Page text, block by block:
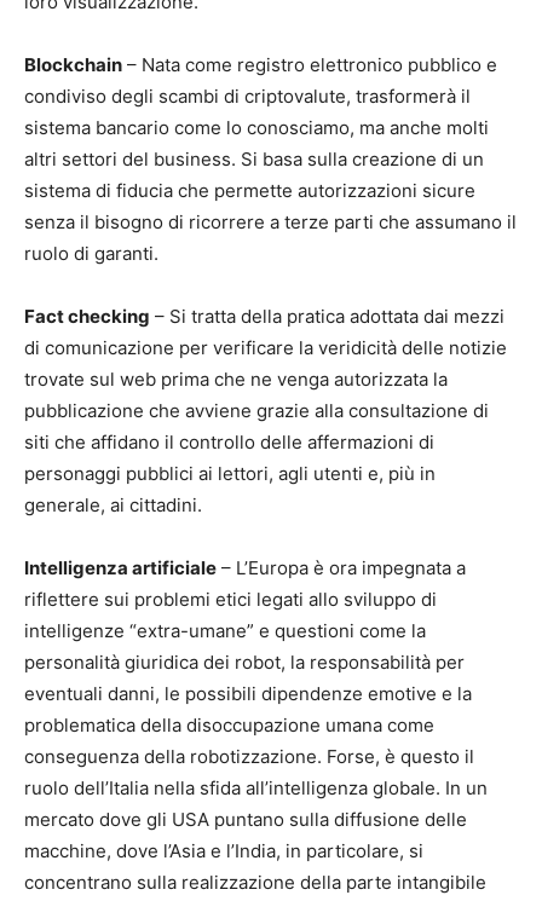
Blockchain – Nata come registro elettronico pubblico e
condiviso degli scambi di criptovalute, trasformerà il
sistema bancario come lo conosciamo, ma anche molti
altri settori del business. Si basa sulla creazione di un
sistema di fiducia che permette autorizzazioni sicure
senza il bisogno di ricorrere a terze parti che assumano il
ruolo di garanti.
Fact checking – Si tratta della pratica adottata dai mezzi
di comunicazione per verificare la veridicità delle notizie
trovate sul web prima che ne venga autorizzata la
pubblicazione che avviene grazie alla consultazione di
siti che affidano il controllo delle affermazioni di
personaggi pubblici ai lettori, agli utenti e, più in
generale, ai cittadini.
Intelligenza artificiale – L’Europa è ora impegnata a
riflettere sui problemi etici legati allo sviluppo di
intelligenze “extra-umane” e questioni come la
personalità giuridica dei robot, la responsabilità per
eventuali danni, le possibili dipendenze emotive e la
problematica della disoccupazione umana come
conseguenza della robotizzazione. Forse, è questo il
ruolo dell’Italia nella sfida all’intelligenza globale. In un
mercato dove gli USA puntano sulla diffusione delle
macchine, dove l’Asia e l’India, in particolare, si
concentrano sulla realizzazione della parte intangibile